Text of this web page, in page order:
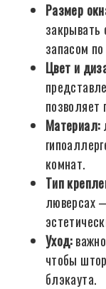
Размер
запасом
Цвет и
Материал:
комнат.
Тип
люверсах
Уход:
чтобы
блэкаута.